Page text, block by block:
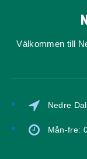
Välkommen till
Nedre
Mån-fre: